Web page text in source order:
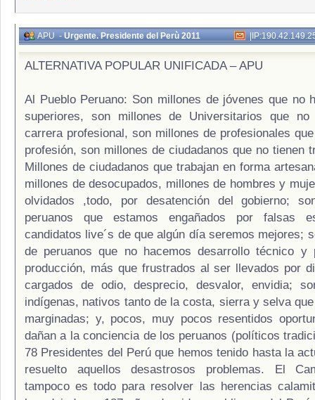
APU-Urgente. Presidente del Perù 2011 |
ALTERNATIVA POPULAR UNIFICADA – APU
Al Pueblo Peruano: Son millones de jóvenes que no
superiores, son millones de Universitarios que no
carrera profesional, son millones de profesionales
profesión, son millones de ciudadanos que no tienen
Millones de ciudadanos que trabajan en forma
millones de desocupados, millones de hombres y
olvidados ,todo, por desatención del gobierno;
peruanos que estamos engañados por falsas
candidatos live´s de que algún día seremos mejores;
de peruanos que no hacemos desarrollo técnico y
producción, más que frustrados al ser llevados por
cargados de odio, desprecio, desvalor, envidia;
indígenas, nativos tanto de la costa, sierra y selva
marginadas; y, pocos, muy pocos resentidos
dañan a la conciencia de los peruanos (políticos
78 Presidentes del Perú que hemos tenido hasta la
resuelto aquellos desastrosos problemas. El
tampoco es todo para resolver las herencias